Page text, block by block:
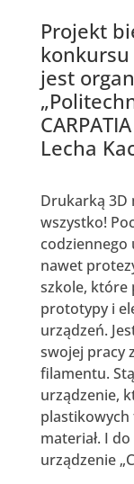
Projekt
konkursu
jest
Lecha
Drukarką 3D
wszystko!
codziennego
nawet
szkole, które
prototypy i
urządzeń.
swojej pracy
filamentu.
urządzenie,
plastikowych
materiał. I do
urządzenie